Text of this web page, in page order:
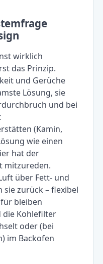
wirklich
das Prinzip.
und Gerüche
Lösung, sie
und bei
(Kamin,
wie einen
hat der
mitzureden.
über Fett- und
zurück – flexibel
bleiben
die Kohlefilter
oder (bei
im Backofen